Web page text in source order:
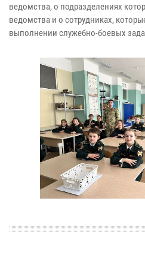
ведомства, о подразделениях
ведомства и о сотрудниках,
выполнении служебно-боевых